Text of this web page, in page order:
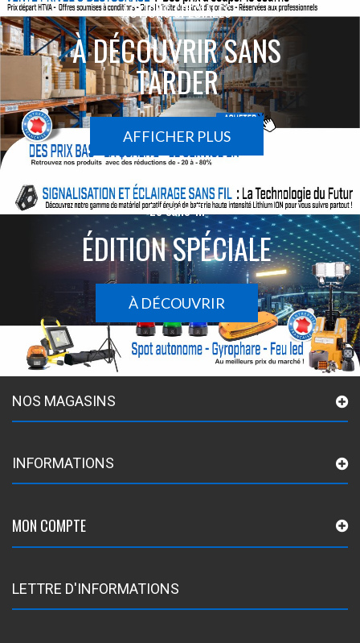
ACTIONS SPÉCIALES
À DÉCOUVRIR SANS
TARDER
AFFICHER PLUS
Le sans-fil
ÉDITION SPÉCIALE
À DÉCOUVRIR
NOS MAGASINS
INFORMATIONS
MON COMPTE
LETTRE D'INFORMATIONS